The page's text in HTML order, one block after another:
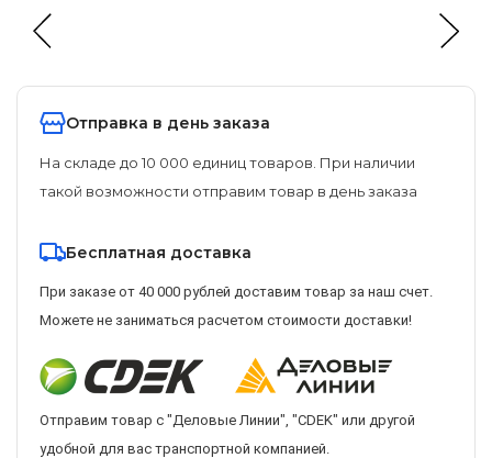
Отправка в день заказа
На складе до 10 000 единиц товаров. При наличии
такой возможности отправим товар в день заказа
Бесплатная доставка
При заказе от 40 000 рублей доставим товар за наш счет.
Можете не заниматься расчетом стоимости доставки!
Отправим товар с "Деловые Линии", "CDEK" или другой
удобной для вас транспортной компанией.